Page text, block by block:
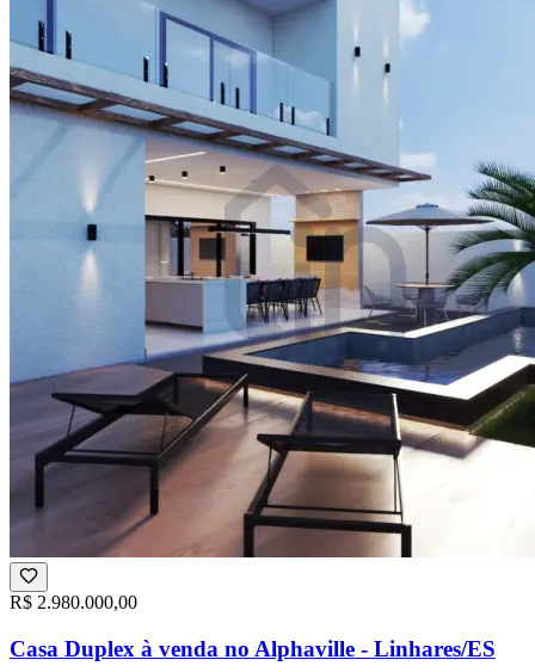
R$ 2.980.000,00
Casa Duplex à venda no Alphaville - Linhares/ES